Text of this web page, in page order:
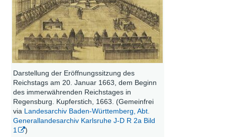
Darstellung der Eröffnungssitzung des
Reichstags am 20. Januar 1663, dem Beginn
des immerwährenden Reichstages in
Regensburg. Kupferstich, 1663. (Gemeinfrei
via Landesarchiv Baden-Württemberg, Abt.
Generallandesarchiv Karlsruhe J-D R 2a Bild
1
)